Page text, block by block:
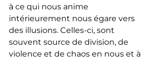
à ce qui nous anime
intérieurement nous égare vers
des illusions. Celles-ci, sont
souvent source de division, de
violence et de chaos en nous et à